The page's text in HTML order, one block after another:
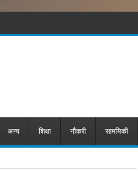
अन्य शिक्षा नौकरी सामयिकी